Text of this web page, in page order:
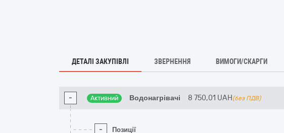
ДЕТАЛІ ЗАКУПІВЛІ ЗВЕРНЕННЯ ВИМОГИ/СКАРГИ
- Активний Водонагрівачі 8 750,01 UAH (без ПДВ)
- Позиції